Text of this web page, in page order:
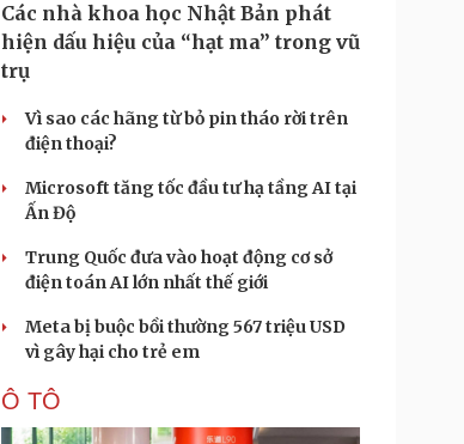
Podcast
Câu chuyện thời sự
Cửa sổ tình yêu
Kể chuyện cho bé
Các nhà khoa học Nhật Bản phát
hiện dấu hiệu của “hạt ma” trong vũ
trụ
Vì sao các hãng từ bỏ pin tháo rời trên
điện thoại?
Microsoft tăng tốc đầu tư hạ tầng AI tại
Ấn Độ
Trung Quốc đưa vào hoạt động cơ sở
điện toán AI lớn nhất thế giới
Meta bị buộc bồi thường 567 triệu USD
vì gây hại cho trẻ em
Ô TÔ